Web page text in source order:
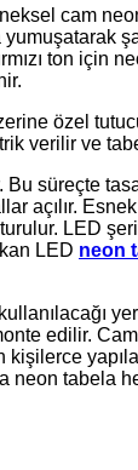
cam
ton için
özel
verilir ve
süreçte
açılır.
LED
LED neon
edilir.
tabela